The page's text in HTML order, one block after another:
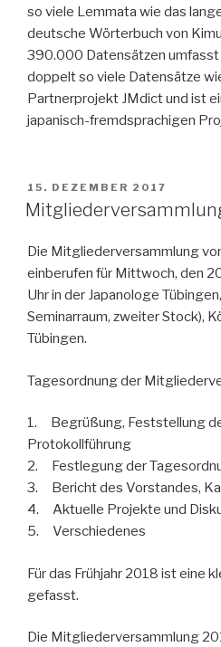
so viele Lemmata wie das
deutsche Wörterbuch von
390.000 Datensätzen umfasst
doppelt so viele Datensätze
Partnerprojekt JMdict und ist
japanisch-fremdsprachigen
VERÖFFENTLICHT
AM
15. DEZEMBER 2017
Die Mitgliederversammlung
einberufen für Mittwoch, den
Uhr in der Japanologe
Seminarraum, zweiter Stock),
Tübingen.
Tagesordnung der
1. Begrüßung, Feststellung
Protokollführung
2. Festlegung der
3. Bericht des Vorstandes,
4. Aktuelle Projekte und
5. Verschiedenes
Für das Frühjahr 2018 ist eine
gefasst.
Die Mitgliederversammlung